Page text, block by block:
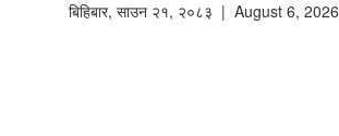
बिहिबार, साउन २१, २०८३ | August 6, 2026